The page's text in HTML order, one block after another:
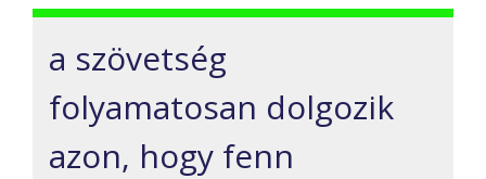
a szövetség
folyamatosan dolgozik
azon, hogy fenn